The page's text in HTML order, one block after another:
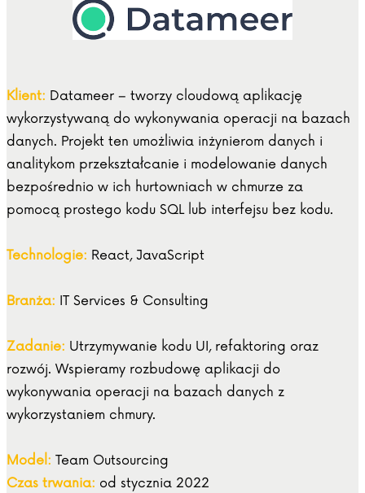
Klient: Datameer – tworzy cloudową aplikację
wykorzystywaną do wykonywania operacji na bazach
danych. Projekt ten umożliwia inżynierom danych i
analitykom przekształcanie i modelowanie danych
bezpośrednio w ich hurtowniach w chmurze za
pomocą prostego kodu SQL lub interfejsu bez kodu.
Technologie: React, JavaScript
Branża: IT Services & Consulting
Zadanie: Utrzymywanie kodu UI, refaktoring oraz
rozwój. Wspieramy rozbudowę aplikacji do
wykonywania operacji na bazach danych z
wykorzystaniem chmury.
Model: Team Outsourcing
Czas trwania: od stycznia 2022